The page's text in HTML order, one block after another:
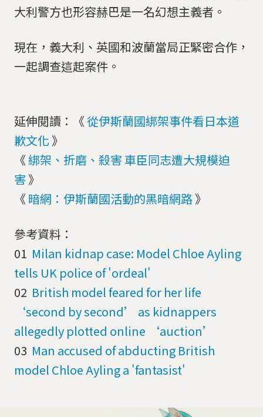
大利警方也形容赫巴是一名幻想主義者。
現在，義大利、英國和波蘭當局正緊密合作，
一起調查這起案件。
延伸閱讀：《從伊斯蘭國綁架事件看日本道
歉文化 》
《綁架、折磨、殺害 車臣同志遭大規模迫
害》
《 暗網：伊斯蘭國活動的黑暗網路》
參考資料：
01 Milan kidnap case: Model Chloe Ayling
tells UK police of 'ordeal'
02 British model feared for her life
‘second by second’ as kidnappers
allegedly plotted online ‘auction’
03 Man accused of abducting British
model Chloe Ayling a 'fantasist'